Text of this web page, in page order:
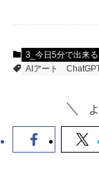
3_今日5分で出来る
AIアート